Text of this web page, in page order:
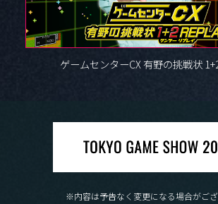
ゲームセンターCX 有野の挑戦状
※内容は予告なく変更になる場合がござ